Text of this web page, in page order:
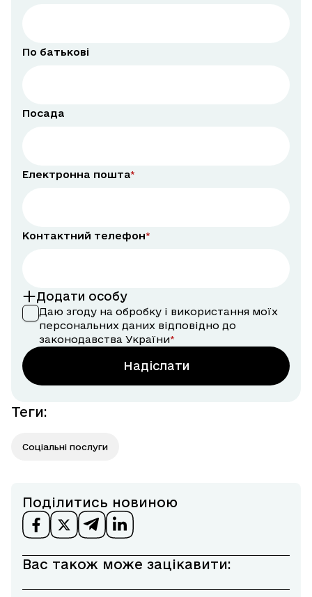
По батькові
Посада
Електронна пошта
Контактний телефон
Додати особу
Даю згоду на обробку і використання моїх
персональних даних відповідно до
законодавства України
Надіслати
Теги:
Соціальні послуги
Поділитись новиною
Вас також може зацікавити: